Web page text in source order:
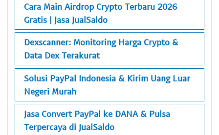
Cara Main Airdrop Crypto Terbaru 2026
Gratis | Jasa JualSaldo
Dexscanner: Monitoring Harga Crypto &
Data Dex Terakurat
Solusi PayPal Indonesia & Kirim Uang Luar
Negeri Murah
Jasa Convert PayPal ke DANA & Pulsa
Terpercaya di JualSaldo